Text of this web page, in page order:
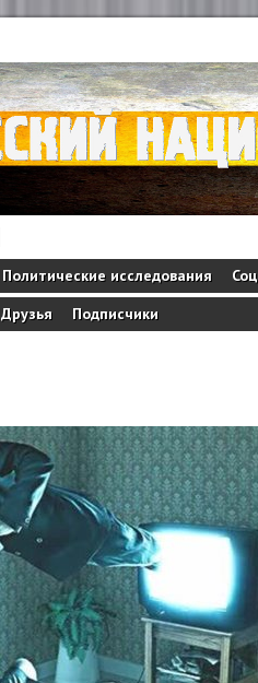
Политические исследования
Друзья Подписчики